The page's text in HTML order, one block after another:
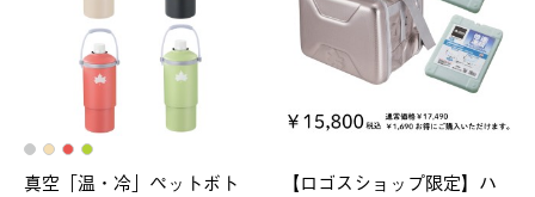
真空「温・冷」ペットボト
【ロゴスショップ限定】ハ